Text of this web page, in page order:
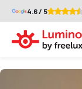
4.6 / 5
Wat zijn
Andries Pasma·06